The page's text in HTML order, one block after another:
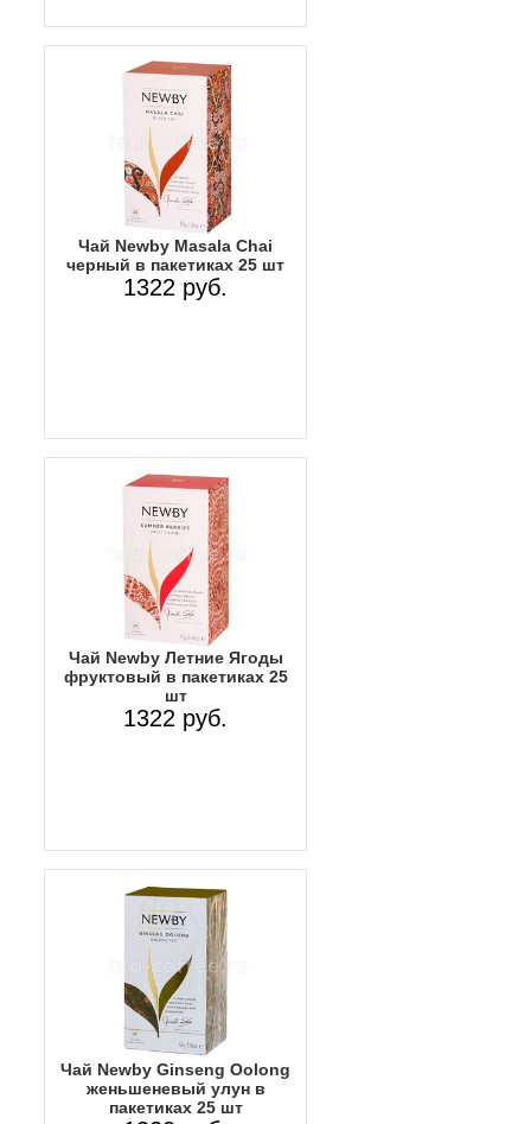
Чай Newby Masala Chai
черный в пакетиках 25 шт
1322 руб.
Чай Newby Летние Ягоды
фруктовый в пакетиках 25
шт
1322 руб.
Чай Newby Ginseng Oolong
женьшеневый улун в
пакетиках 25 шт